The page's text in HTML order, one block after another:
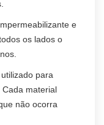
e
os lados o
para
material
não ocorra